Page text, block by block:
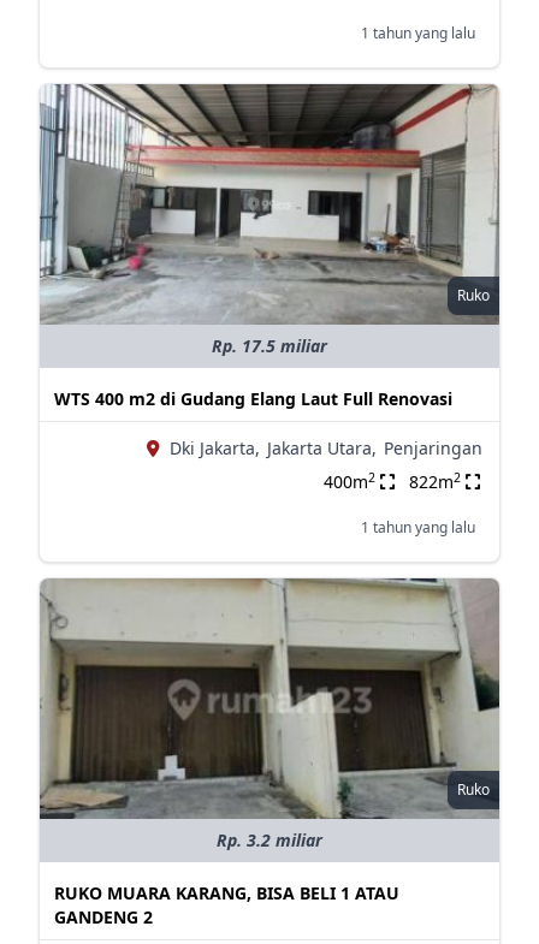
1 tahun yang lalu
Ruko
Rp. 17.5 miliar
WTS 400 m2 di Gudang Elang Laut Full Renovasi
Dki Jakarta, Jakarta Utara, Penjaringan
400m2 822m2
1 tahun yang lalu
Ruko
Rp. 3.2 miliar
RUKO MUARA KARANG, BISA BELI 1 ATAU
GANDENG 2